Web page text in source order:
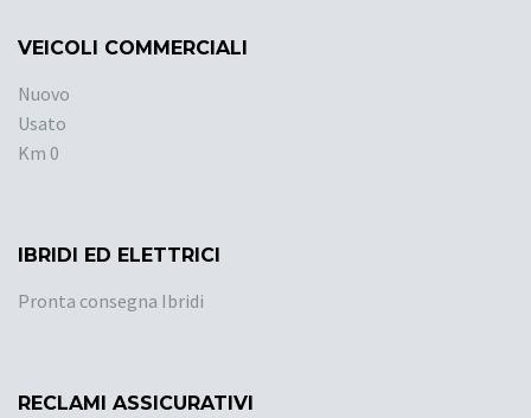
VEICOLI COMMERCIALI
Nuovo
Usato
Km 0
IBRIDI ED ELETTRICI
Pronta consegna Ibridi
RECLAMI ASSICURATIVI